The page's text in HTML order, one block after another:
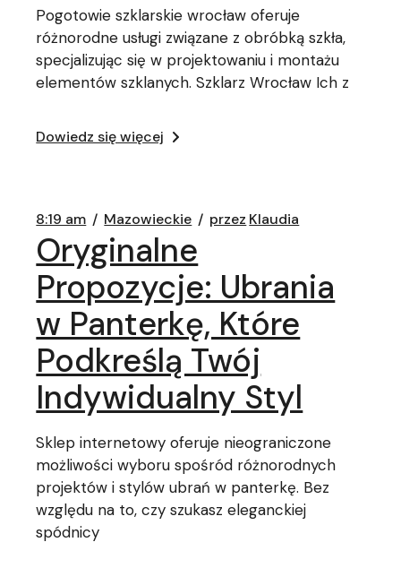
Pogotowie szklarskie wrocław oferuje
różnorodne usługi związane z obróbką szkła,
specjalizując się w projektowaniu i montażu
elementów szklanych. Szklarz Wrocław Ich z
Dowiedz się więcej
8:19 am Mazowieckie przez Klaudia
Oryginalne
Propozycje: Ubrania
w Panterkę, Które
Podkreślą Twój
Indywidualny Styl
Sklep internetowy oferuje nieograniczone
możliwości wyboru spośród różnorodnych
projektów i stylów ubrań w panterkę. Bez
względu na to, czy szukasz eleganckiej
spódnicy